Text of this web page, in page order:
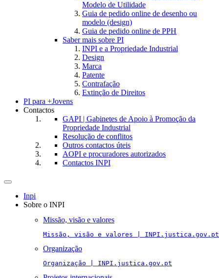
Modelo de Utilidade
Guia de pedido online de desenho ou
modelo (design)
Guia de pedido online de PPH
Saber mais sobre PI
INPI e a Propriedade Industrial
Design
Marca
Patente
Contrafação
Extinção de Direitos
PI para +Jovens
Contactos
GAPI | Gabinetes de Apoio à Promoção da
Propriedade Industrial
Resolução de conflitos
Outros contactos úteis
AOPI e procuradores autorizados
Contactos INPI
Toggle
navigation
Inpi
Sobre o INPI
Missão, visão e valores
Missão, visão e valores | INPI.justica.gov.pt
Organização
Organização | INPI.justica.gov.pt